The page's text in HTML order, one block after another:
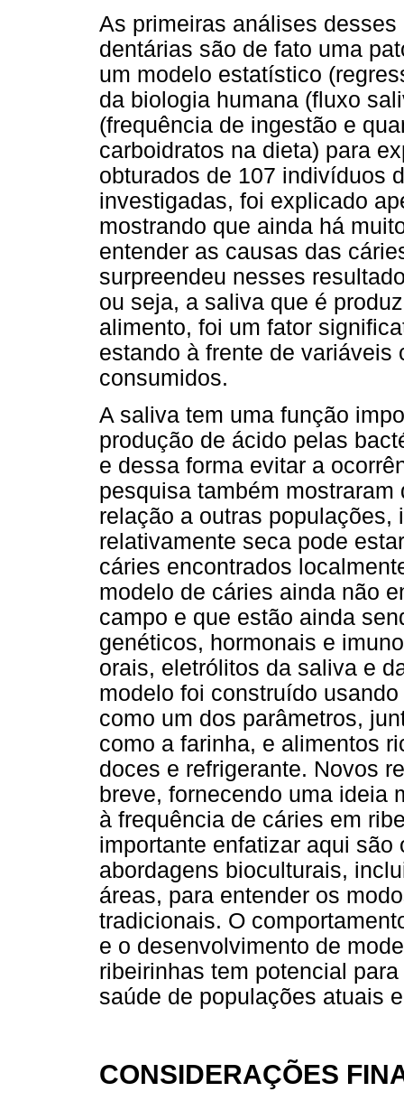
As primeiras análises
dentárias são de fato uma
um modelo estatístico
da biologia humana (fluxo
(frequência de ingestão e
carboidratos na dieta) para
obturados de 107 indivíduos
investigadas, foi explicado
mostrando que ainda há
entender as causas das
surpreendeu nesses
ou seja, a saliva que é
alimento, foi um fator
estando à frente de variáveis
consumidos.
A saliva tem uma função
produção de ácido pelas
e dessa forma evitar a
pesquisa também
relação a outras populações,
relativamente seca pode
cáries encontrados
modelo de cáries ainda não
campo e que estão ainda
genéticos, hormonais e
orais, eletrólitos da saliva e
modelo foi construído
como um dos parâmetros,
como a farinha, e alimentos
doces e refrigerante. Novos
breve, fornecendo uma ideia
à frequência de cáries em
importante enfatizar aqui
abordagens bioculturais,
áreas, para entender os
tradicionais. O
e o desenvolvimento de
ribeirinhas tem potencial
saúde de populações atuais
CONSIDERAÇÕES